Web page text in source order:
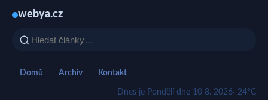
webya.cz
Domů Archiv Kontakt
Dnes je Pondělí dne 10 8. 2026· 24°C